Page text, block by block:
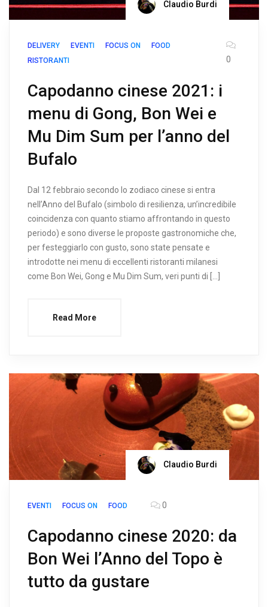
Claudio Burdi
DELIVERY EVENTI FOCUS ON
FOOD
RISTORANTI
0
Capodanno cinese 2021: i
menu di Gong, Bon Wei e
Mu Dim Sum per l’anno del
Bufalo
Dal 12 febbraio secondo lo zodiaco cinese si entra
nell’Anno del Bufalo (simbolo di resilienza, un’incredibile
coincidenza con quanto stiamo affrontando in questo
periodo) e sono diverse le proposte gastronomiche che,
per festeggiarlo con gusto, sono state pensate e
introdotte nei menu di eccellenti ristoranti milanesi
come Bon Wei, Gong e Mu Dim Sum, veri punti di […]
Read More
Claudio Burdi
EVENTI FOCUS ON FOOD 0
Capodanno cinese 2020: da
Bon Wei l’Anno del Topo è
tutto da gustare